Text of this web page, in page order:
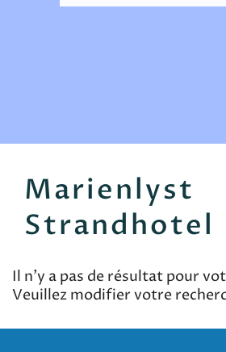
Marienlyst
Strandhotel
Il n'y a pas de résultat pour
Veuillez modifier votre